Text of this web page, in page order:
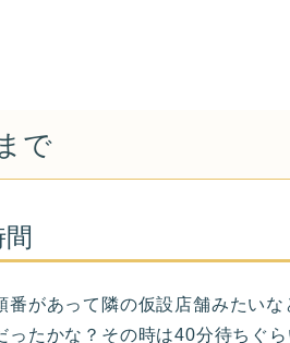
で
番があって隣の仮設店舗みたい
ったかな？その時は40分待ちぐ